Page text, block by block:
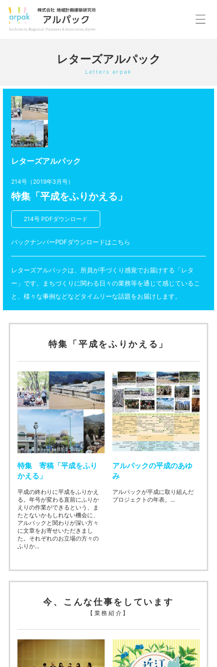
レターズアルパック
Letters arpak
レターズアルパック
214号（2019年3月号）
特集「平成をふりかえる」
214号 PDFダウンロード
バックナンバーPDFダウンロードはこちら
レターズアルパックは、所員が手づくり感覚でお届けする「レタ
ー」です。まちづくりに関わる日々の業務等を通じて感じているこ
と、様々な事例などなどタイムリーな話題をお届けします。
特集「平成をふりかえる」
特集 寄稿「平成をふり
かえる」
平成の終わりに平成をふりかえ
る。年号が変わる直前にふりか
えりの作業ができるという、ま
たとないかもしれない機会に、
アルパックと関わりが深い方々
に文章をお寄せいただきまし
た。それぞれのお立場の方々の
ふりか...
アルパックの平成のあゆ
み
アルパックが平成に取り組んだ
プロジェクトの年表。...
今、こんな仕事をしています
【業務紹介】